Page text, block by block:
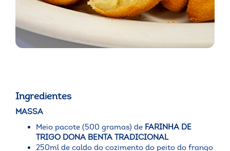
Ingredientes
MASSA
Meio pacote (500 gramas) de FARINHA DE
TRIGO DONA BENTA TRADICIONAL
250ml de caldo do cozimento do peito do frango